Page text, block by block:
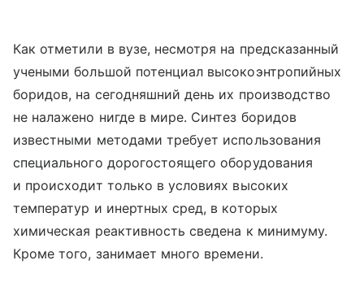
Как отметили в вузе, несмотря на предсказанный
учеными большой потенциал высокоэнтропийных
боридов, на сегодняшний день их производство
не налажено нигде в мире. Синтез боридов
известными методами требует использования
специального дорогостоящего оборудования
и происходит только в условиях высоких
температур и инертных сред, в которых
химическая реактивность сведена к минимуму.
Кроме того, занимает много времени.